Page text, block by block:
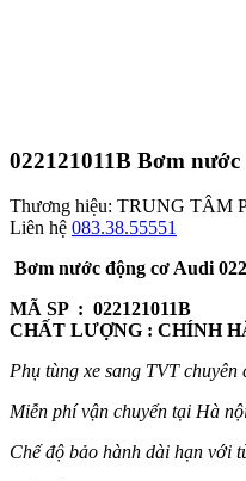
022121011B Bơm
Thương hiệu: TRUNG TÂM
Liên hệ 083.38.55551
Bơm nước động cơ Audi
MÃ SP : 022121011B
CHẤT LƯỢNG : CHÍNH
Phụ tùng xe sang TVT
Miễn phí vận chuyển tại Hà
Chế độ bảo hành dài hạn với